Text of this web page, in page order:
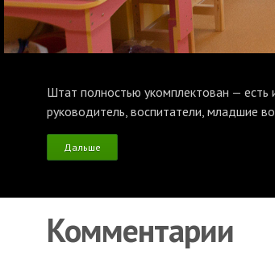
Штат полностью укомплектован — есть
руководитель, воспитатели, младшие
Дальше
Комментарии